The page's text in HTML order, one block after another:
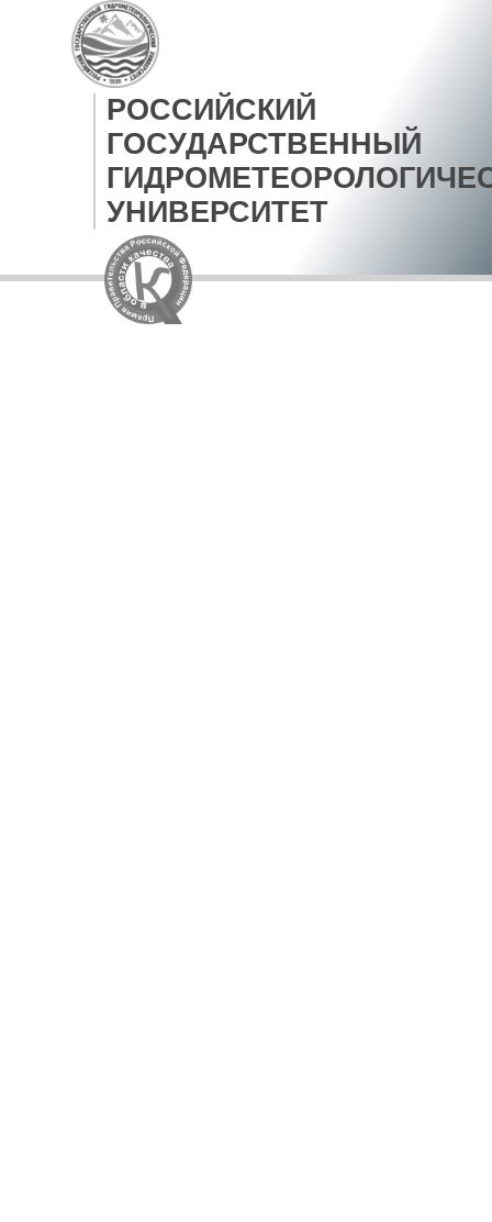
РОССИЙСКИЙ
ГОСУДАРСТВЕННЫЙ
УНИВЕРСИТЕТ